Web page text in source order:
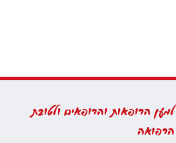
למען הרופאות והרופאים ולטובת
הרפואה